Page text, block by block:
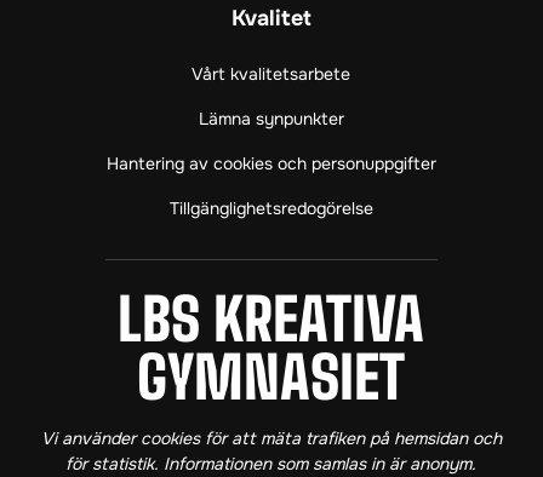
p
n
s
n
t
ö
n
s
t
e
)
ö
p
a
i
y
f
ö
n
t
r
)
p
a
i
y
t
n
s
t
e
r
Kvalitet
Vårt kvalitetsarbete
Lämna synpunkter
Hantering av cookies och personuppgifter
Tillgänglighetsredogörelse
LBS KREATIVA
LBS KREATIVA
GYMNASIET
Vi använder cookies för att mäta trafiken på hemsidan och
för statistik. Informationen som samlas in är anonym.